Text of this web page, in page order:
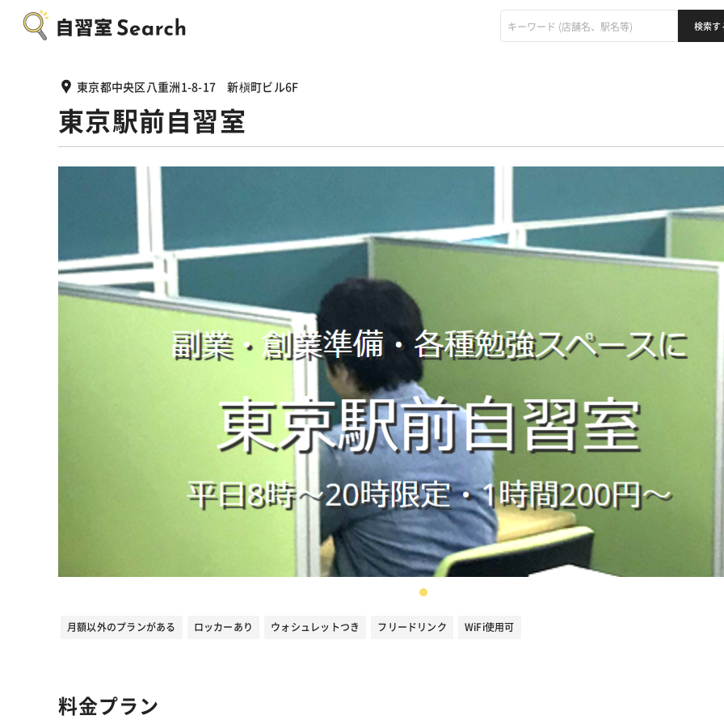
東京都中央区八重洲1-8-17 新槇町ビル6F
東京駅前自習室
月額以外のプランがある ロッカーあり ウォシュレットつき フリードリンク WiFi使用可
料金プラン